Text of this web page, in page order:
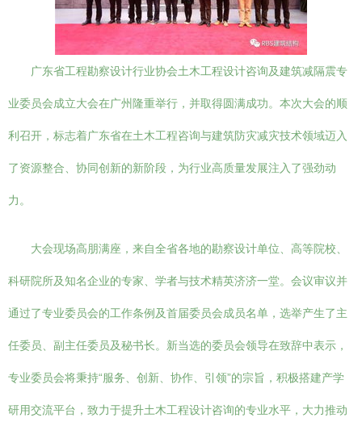
广东省工程勘察设计行业协会土木工程设计咨询及建筑减隔震专
业委员会成立大会在广州隆重举行，并取得圆满成功。本次大会的顺
利召开，标志着广东省在土木工程咨询与建筑防灾减灾技术领域迈入
了资源整合、协同创新的新阶段，为行业高质量发展注入了强劲动
力。
大会现场高朋满座，来自全省各地的勘察设计单位、高等院校、
科研院所及知名企业的专家、学者与技术精英济济一堂。会议审议并
通过了专业委员会的工作条例及首届委员会成员名单，选举产生了主
任委员、副主任委员及秘书长。新当选的委员会领导在致辞中表示，
专业委员会将秉持“服务、创新、协作、引领”的宗旨，积极搭建产学
研用交流平台，致力于提升土木工程设计咨询的专业水平，大力推动